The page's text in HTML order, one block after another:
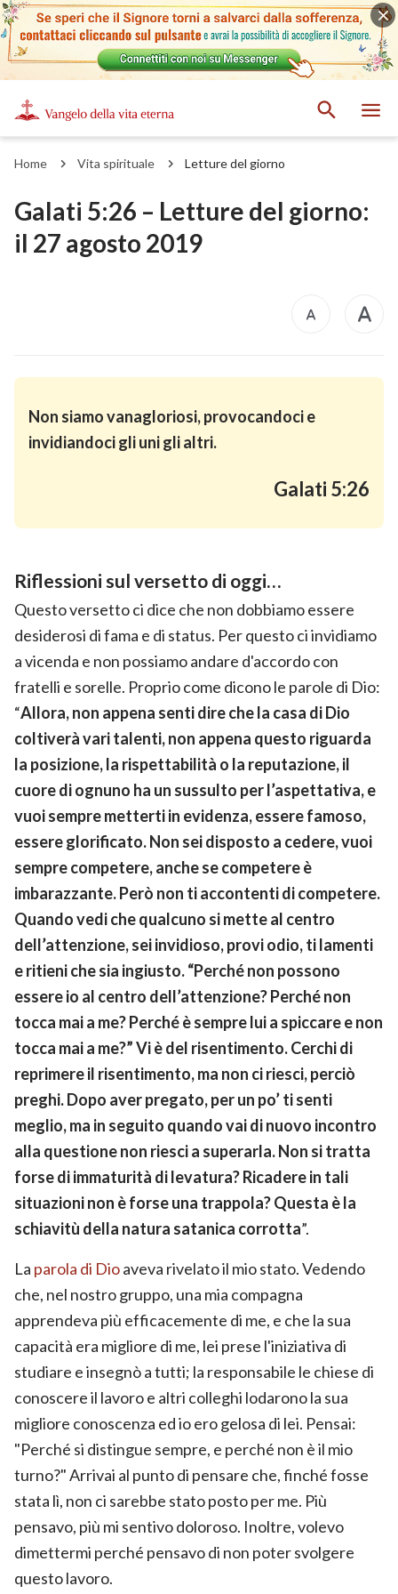
Home Vita spirituale Letture del giorno
Galati 5:26 – Letture del giorno:
il 27 agosto 2019
Non siamo vanagloriosi, provocandoci e
invidiandoci gli uni gli altri.
Galati 5:26
Riflessioni sul versetto di oggi…
Questo versetto ci dice che non dobbiamo essere
desiderosi di fama e di status. Per questo ci invidiamo
a vicenda e non possiamo andare d'accordo con
fratelli e sorelle. Proprio come dicono le parole di Dio:
“Allora, non appena senti dire che la casa di Dio
coltiverà vari talenti, non appena questo riguarda
la posizione, la rispettabilità o la reputazione, il
cuore di ognuno ha un sussulto per l’aspettativa, e
vuoi sempre metterti in evidenza, essere famoso,
essere glorificato. Non sei disposto a cedere, vuoi
sempre competere, anche se competere è
imbarazzante. Però non ti accontenti di competere.
Quando vedi che qualcuno si mette al centro
dell’attenzione, sei invidioso, provi odio, ti lamenti
e ritieni che sia ingiusto. “Perché non possono
essere io al centro dell’attenzione? Perché non
tocca mai a me? Perché è sempre lui a spiccare e non
tocca mai a me?” Vi è del risentimento. Cerchi di
reprimere il risentimento, ma non ci riesci, perciò
preghi. Dopo aver pregato, per un po’ ti senti
meglio, ma in seguito quando vai di nuovo incontro
alla questione non riesci a superarla. Non si tratta
forse di immaturità di levatura? Ricadere in tali
situazioni non è forse una trappola? Questa è la
schiavitù della natura satanica corrotta”.
La parola di Dioaveva rivelato il mio stato. Vedendo
che, nel nostro gruppo, una mia compagna
apprendeva più efficacemente di me, e che la sua
capacità era migliore di me, lei prese l'iniziativa di
studiare e insegnò a tutti; la responsabile le chiese di
conoscere il lavoro e altri colleghi lodarono la sua
migliore conoscenza ed io ero gelosa di lei. Pensai:
"Perché si distingue sempre, e perché non è il mio
turno?" Arrivai al punto di pensare che, finché fosse
stata lì, non ci sarebbe stato posto per me. Più
pensavo, più mi sentivo doloroso. Inoltre, volevo
dimettermi perché pensavo di non poter svolgere
questo lavoro.